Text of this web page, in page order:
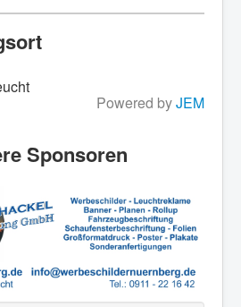
Powered byJEM
Sponsoren